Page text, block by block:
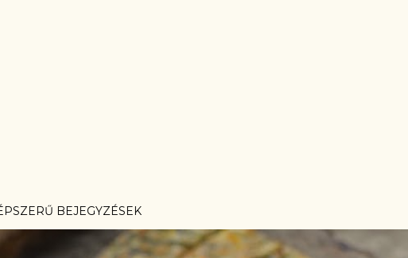
BEJEGYZÉSEK